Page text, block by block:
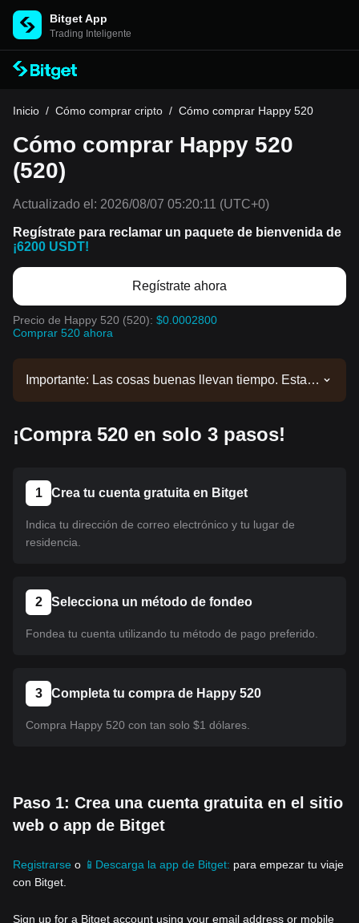
Bitget App
Trading Inteligente
Inicio / Cómo comprar cripto / Cómo comprar Happy 520
Cómo comprar Happy 520
(520)
Actualizado el: 2026/08/07 05:20:11 (UTC+0)
Regístrate para reclamar un paquete de bienvenida de
¡6200 USDT!
Regístrate ahora
Precio de Happy 520 (520): $0.0002800
Comprar 520 ahora
Importante: Las cosas buenas llevan tiempo. Esta
sobre los listados. Una vez que esté disponible en
criptomonedas listadas en Bitget.
¡Compra 520 en solo 3 pasos!
1 Crea tu cuenta gratuita en Bitget
Indica tu dirección de correo electrónico y tu lugar de
residencia.
2 Selecciona un método de fondeo
Fondea tu cuenta utilizando tu método de pago preferido.
3 Completa tu compra de Happy 520
Compra Happy 520 con tan solo $1 dólares.
Paso 1: Crea una cuenta gratuita en el sitio
web o app de Bitget
Registrarse o 📱Descarga la app de Bitget: para empezar tu viaje
con Bitget.
Sign up for a Bitget account using your email address or mobile